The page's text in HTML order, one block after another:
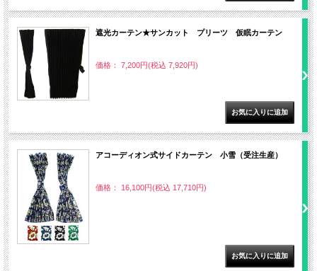
遮光カーテン★サンカット プリーツ 仮眠カーテン
価格： 7,200円(税込 7,920円)
アコーディオン式サイドカーテン 小雪（受注生産）
価格： 16,100円(税込 17,710円)